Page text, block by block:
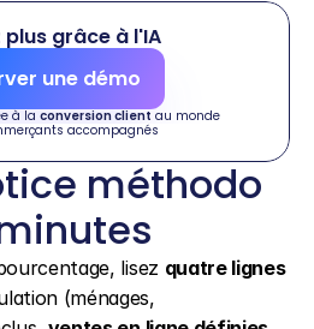
plus grâce à l'IA
une démo
à la conversion client au monde
accompagnés
méthodo
lisez quatre lignes
(ménages,